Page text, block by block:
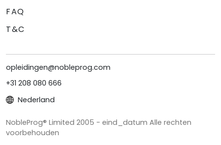
FAQ
T&C
opleidingen@nobleprog.com
+31 208 080 666
Nederland
NobleProg® Limited 2005 - eind_datum Alle rechten
voorbehouden